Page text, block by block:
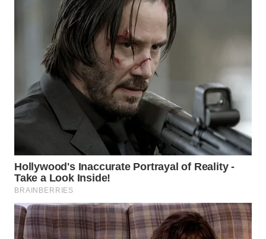
WN
KARAWANG
WN
BEKASI
BOGOR
WN
DEPOK
WN